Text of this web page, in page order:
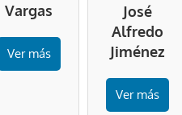
Vargas
Ver más
José
Alfredo
Jiménez
Ver más